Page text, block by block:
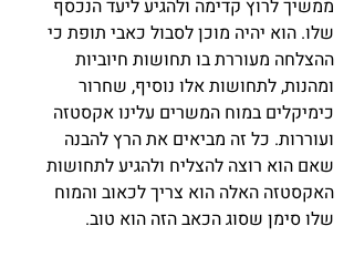
ממשיך לרוץ קדימה ולהגיע ליעד הנכסף
שלו. הוא יהיה מוכן לסבול כאבי תופת כי
ההצלחה מעוררת בו תחושות חיוביות
ומהנות, לתחושות אלו נוסיף, שחרור
כימיקלים במוח המשרים עלינו אקסטזה
ועוררות. כל זה מביאים את הרץ להבנה
שאם הוא רוצה להצליח ולהגיע לתחושות
האקסטזה האלה הוא צריך לכאוב והמוח
שלו סימן שסוג הכאב הזה הוא טוב.